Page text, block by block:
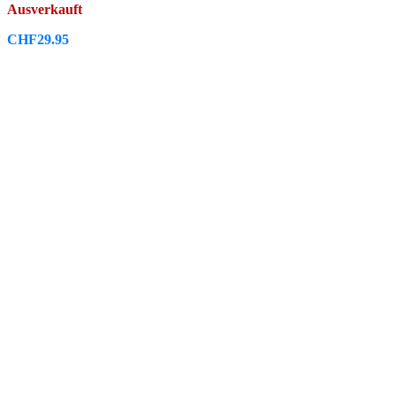
Ausverkauft
CHF29.95